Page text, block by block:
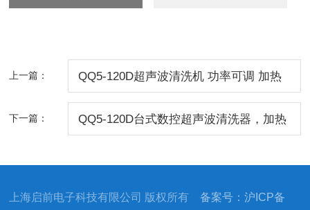
上一篇： QQ5-120D超声波清洗机 功率可调 加热
下一篇： QQ5-120D台式数控超声波清洗器，加热
上海启前电子科技有限公司 版权所有备案号：沪ICP备